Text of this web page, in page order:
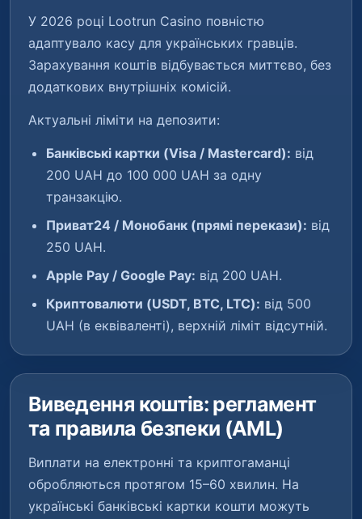
У 2026 році Lootrun Casino повністю
адаптувало касу для українських гравців.
Зарахування коштів відбувається миттєво, без
додаткових внутрішніх комісій.
Актуальні ліміти на депозити:
Банківські картки (Visa / Mastercard): від
200 UAH до 100 000 UAH за одну
транзакцію.
Приват24 / Монобанк (прямі перекази): від
250 UAH.
Apple Pay / Google Pay: від 200 UAH.
Криптовалюти (USDT, BTC, LTC): від 500
UAH (в еквіваленті), верхній ліміт відсутній.
Виведення коштів: регламент
та правила безпеки (AML)
Виплати на електронні та криптогаманці
обробляються протягом 15–60 хвилин. На
українські банківські картки кошти можуть